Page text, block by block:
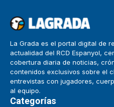
La Grada es el portal digital de
actualidad del RCD Espanyol,
cobertura diaria de noticias,
contenidos exclusivos sobre el
entrevistas con jugadores,
al equipo.
Categorías